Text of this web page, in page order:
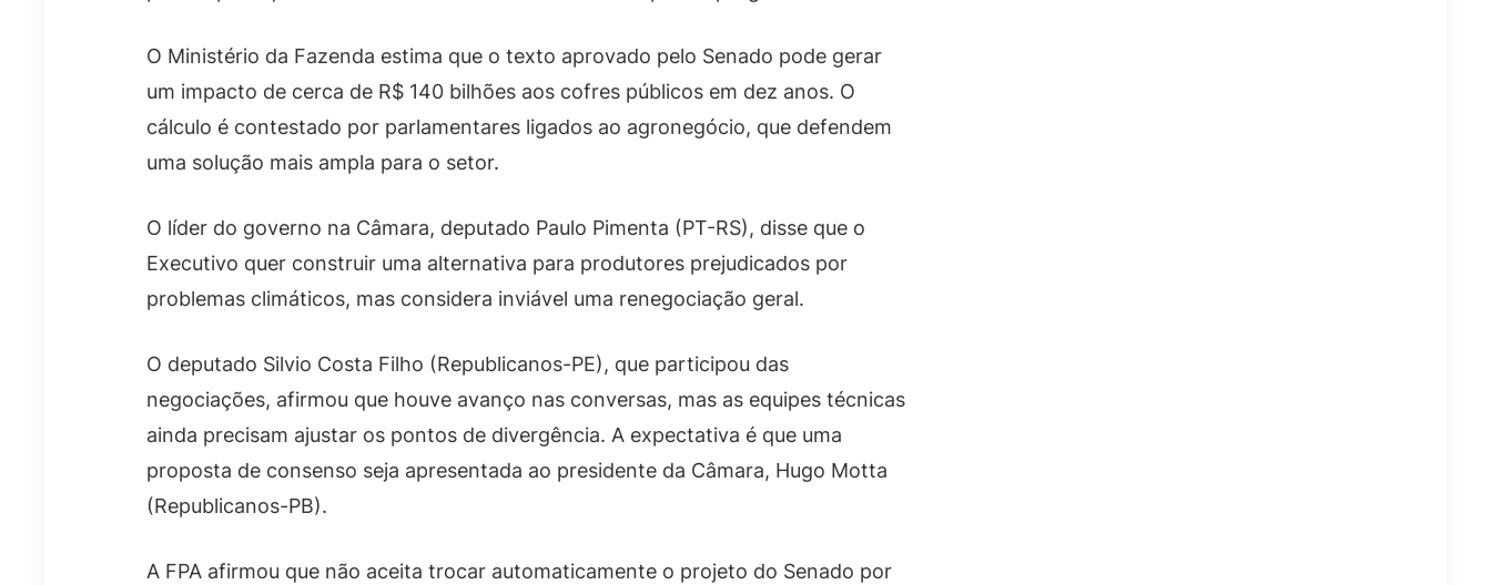
O Ministério da Fazenda estima que o texto aprovado pelo Senado pode gerar
um impacto de cerca de R$ 140 bilhões aos cofres públicos em dez anos. O
cálculo é contestado por parlamentares ligados ao agronegócio, que defendem
uma solução mais ampla para o setor.
O líder do governo na Câmara, deputado Paulo Pimenta (PT-RS), disse que o
Executivo quer construir uma alternativa para produtores prejudicados por
problemas climáticos, mas considera inviável uma renegociação geral.
O deputado Silvio Costa Filho (Republicanos-PE), que participou das
negociações, afirmou que houve avanço nas conversas, mas as equipes técnicas
ainda precisam ajustar os pontos de divergência. A expectativa é que uma
proposta de consenso seja apresentada ao presidente da Câmara, Hugo Motta
(Republicanos-PB).
A FPA afirmou que não aceita trocar automaticamente o projeto do Senado por